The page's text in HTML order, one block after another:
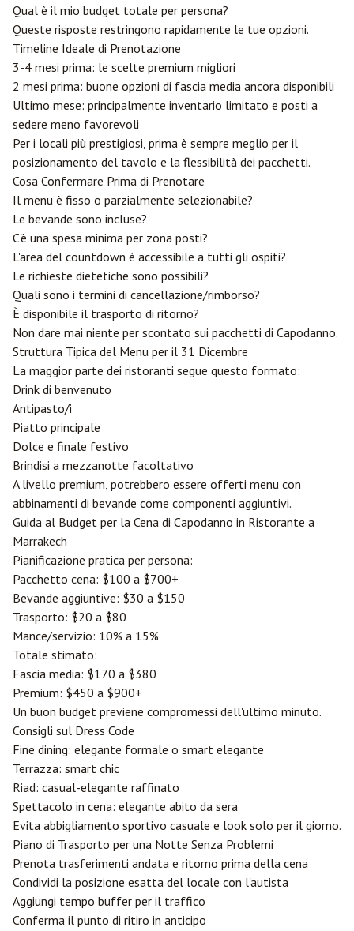
Qual è il mio budget totale per persona?
Queste risposte restringono rapidamente le tue opzioni.
Timeline Ideale di Prenotazione
3-4 mesi prima: le scelte premium migliori
2 mesi prima: buone opzioni di fascia media ancora disponibili
Ultimo mese: principalmente inventario limitato e posti a
sedere meno favorevoli
Per i locali più prestigiosi, prima è sempre meglio per il
posizionamento del tavolo e la flessibilità dei pacchetti.
Cosa Confermare Prima di Prenotare
Il menu è fisso o parzialmente selezionabile?
Le bevande sono incluse?
C'è una spesa minima per zona posti?
L'area del countdown è accessibile a tutti gli ospiti?
Le richieste dietetiche sono possibili?
Quali sono i termini di cancellazione/rimborso?
È disponibile il trasporto di ritorno?
Non dare mai niente per scontato sui pacchetti di Capodanno.
Struttura Tipica del Menu per il 31 Dicembre
La maggior parte dei ristoranti segue questo formato:
Drink di benvenuto
Antipasto/i
Piatto principale
Dolce e finale festivo
Brindisi a mezzanotte facoltativo
A livello premium, potrebbero essere offerti menu con
abbinamenti di bevande come componenti aggiuntivi.
Guida al Budget per la Cena di Capodanno in Ristorante a
Marrakech
Pianificazione pratica per persona:
Pacchetto cena: $100 a $700+
Bevande aggiuntive: $30 a $150
Trasporto: $20 a $80
Mance/servizio: 10% a 15%
Totale stimato:
Fascia media: $170 a $380
Premium: $450 a $900+
Un buon budget previene compromessi dell'ultimo minuto.
Consigli sul Dress Code
Fine dining: elegante formale o smart elegante
Terrazza: smart chic
Riad: casual-elegante raffinato
Spettacolo in cena: elegante abito da sera
Evita abbigliamento sportivo casuale e look solo per il giorno.
Piano di Trasporto per una Notte Senza Problemi
Prenota trasferimenti andata e ritorno prima della cena
Condividi la posizione esatta del locale con l'autista
Aggiungi tempo buffer per il traffico
Conferma il punto di ritiro in anticipo